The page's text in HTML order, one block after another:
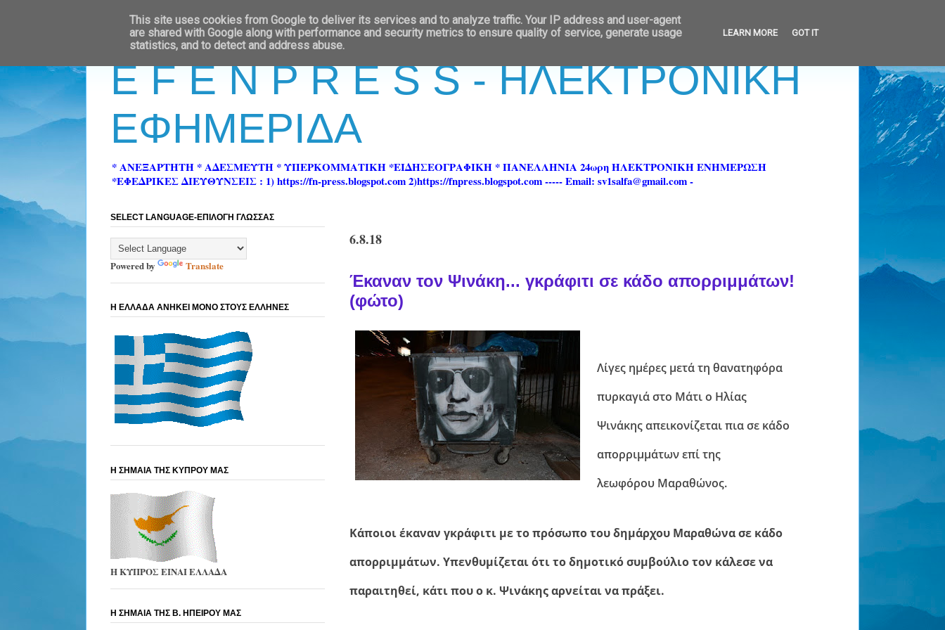
E F E N P R E S S - ΗΛΕΚΤΡΟΝΙΚΗ
ΕΦΗΜΕΡΙΔΑ
* ΑΝΕΞΑΡΤΗΤΗ * ΑΔΕΣΜΕΥΤΗ * ΥΠΕΡΚΟΜΜΑΤΙΚΗ *ΕΙΔΗΣΕΟΓΡΑΦΙΚΗ * ΠΑΝΕΛΛΗΝΙΑ 24ωρη ΗΛΕΚΤΡΟΝΙΚΗ ΕΝΗΜΕΡΩΣΗ
*ΕΦΕΔΡΙΚΕΣ ΔΙΕΥΘΥΝΣΕΙΣ : 1) https://fn-press.blogspot.com 2)https://fnpress.blogspot.com ----- Email: sv1salfa@gmail.com -
6.8.18
Έκαναν τον Ψινάκη... γκράφιτι σε κάδο απορριμμάτων!
(φώτο)
Λίγες ημέρες μετά τη θανατηφόρα
πυρκαγιά στο Μάτι ο Ηλίας
Ψινάκης απεικονίζεται πια σε κάδο
απορριμμάτων επί της
λεωφόρου Μαραθώνος.
Κάποιοι έκαναν γκράφιτι με το πρόσωπο του δημάρχου Μαραθώνα σε κάδο
απορριμμάτων. Υπενθυμίζεται ότι το δημοτικό συμβούλιο τον κάλεσε να
παραιτηθεί, κάτι που ο κ. Ψινάκης αρνείται να πράξει.
SELECT LANGUAGE-ΕΠΙΛΟΓΗ ΓΛΩΣΣΑΣ
Powered by Translate
Η ΕΛΛΑΔΑ ΑΝΗΚΕΙ ΜΟΝΟ ΣΤΟΥΣ ΕΛΛΗΝΕΣ
Η ΣΗΜΑΙΑ ΤΗΣ ΚΥΠΡΟΥ ΜΑΣ
Η ΚΥΠΡΟΣ ΕΙΝΑΙ ΕΛΛΑΔΑ
Η ΣΗΜΑΙΑ ΤΗΣ Β. ΗΠΕΙΡΟΥ ΜΑΣ
This site uses cookies from Google to deliver its services and to analyze traffic. Your IP address and user-agent
are shared with Google along with performance and security metrics to ensure quality of service, generate usage
statistics, and to detect and address abuse.
LEARN MORE GOT IT